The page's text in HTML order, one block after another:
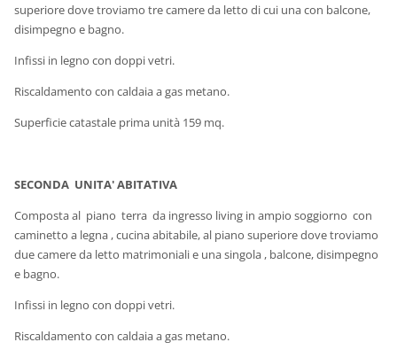
superiore dove troviamo tre camere da letto di cui una con balcone,
disimpegno e bagno.
Infissi in legno con doppi vetri.
Riscaldamento con caldaia a gas metano.
Superficie catastale prima unità 159 mq.
SECONDA UNITA' ABITATIVA
Composta al piano terra da ingresso living in ampio soggiorno con
caminetto a legna , cucina abitabile, al piano superiore dove troviamo
due camere da letto matrimoniali e una singola , balcone, disimpegno
e bagno.
Infissi in legno con doppi vetri.
Riscaldamento con caldaia a gas metano.